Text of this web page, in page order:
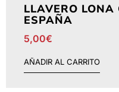
LLAVERO
ESPAÑA
5,00€
AÑADIR AL CARRITO